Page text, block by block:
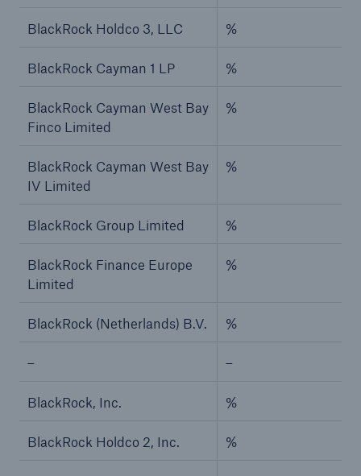
BlackRock Holdco 3, LLC %
BlackRock Cayman 1 LP %
BlackRock Cayman West Bay
Finco Limited
%
BlackRock Cayman West Bay
IV Limited
%
BlackRock Group Limited %
BlackRock Finance Europe
Limited
%
BlackRock (Netherlands) B.V. %
– –
BlackRock, Inc. %
BlackRock Holdco 2, Inc. %